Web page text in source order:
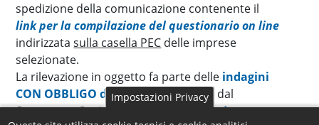
spedizione della comunicazione contenente il
link per la compilazione del questionario on line
indirizzatasulla casella PEC delle imprese
selezionate.
La rilevazione in oggetto fa parte delle indagini
CON OBBLIGO di RISPOSTApreviste dal
Programma Statistico Nazionale
la scadenza per
Impostazioni Privacy